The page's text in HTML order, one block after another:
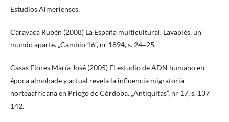
Estudios Almerienses.
Caravaca Rubén (2008) La España multicultural. Lavapiés, un
mundo aparte. „Cambio 16”, nr 1894, s. 24‒25.
Casas Flores María José (2005) El estudio de ADN humano en
época almohade y actual revela la influencia migratoria
norteaafricana en Priego de Córdoba. „Antiquitas”, nr 17, s. 137‒
142.